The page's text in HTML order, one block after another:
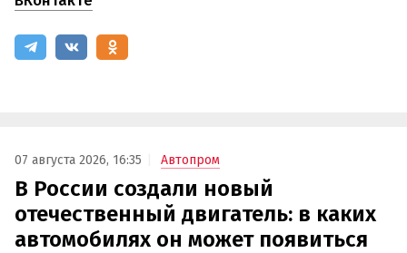
07 августа 2026, 16:35 Автопром
В России создали новый
отечественный двигатель: в каких
автомобилях он может появиться